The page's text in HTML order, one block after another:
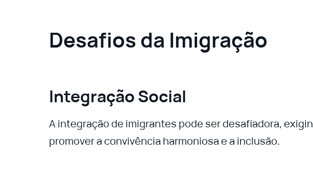
Desafios da Imigração
Integração Social
A integração de imigrantes pode ser desafiadora,
promover a convivência harmoniosa e a inclusão.